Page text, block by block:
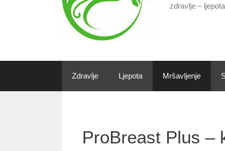
zdravlje –
Zdravlje Ljepota Mršavljenje
ProBreast Plus –